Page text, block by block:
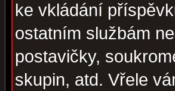
ke vkládání
ostatním službám
postavičky,
skupin, atd. Vřele